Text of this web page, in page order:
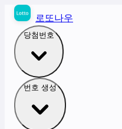
로또나우
당첨번호
번호 생성